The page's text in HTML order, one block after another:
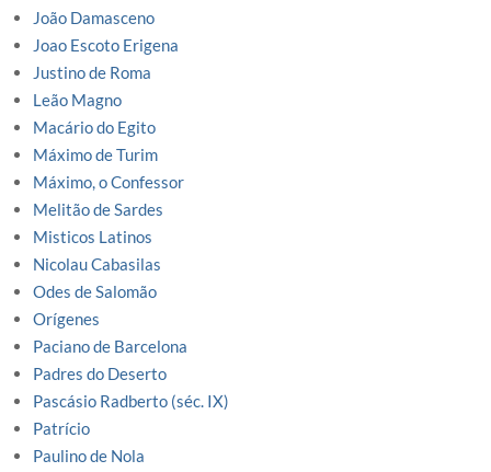
João Damasceno
Joao Escoto Erigena
Justino de Roma
Leão Magno
Macário do Egito
Máximo de Turim
Máximo, o Confessor
Melitão de Sardes
Misticos Latinos
Nicolau Cabasilas
Odes de Salomão
Orígenes
Paciano de Barcelona
Padres do Deserto
Pascásio Radberto (séc. IX)
Patrício
Paulino de Nola